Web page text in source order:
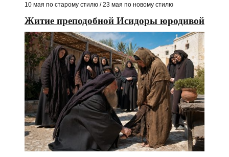
10 мая по старому стилю / 23 мая по новому стилю
Житие преподобной Исидоры юродивой